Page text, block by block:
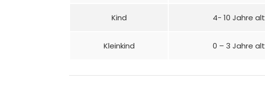
Kind 4- 10 Jahre alt
Kleinkind 0 – 3 Jahre alt